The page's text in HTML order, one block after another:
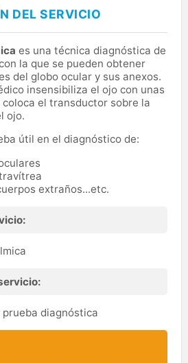
un equipo de
de alta calidad que están
sea lo más rápida y
con sesiones de fisioterapia.
personal médico
un trato profesional, humano
DEL SERVICIO
es una técnica diagnóstica de
la que se pueden obtener
del globo ocular y sus anexos.
insensibiliza el ojo con unas
el transductor sobre la
ojo.
útil en el diagnóstico de:
extraños...etc.
diagnóstica